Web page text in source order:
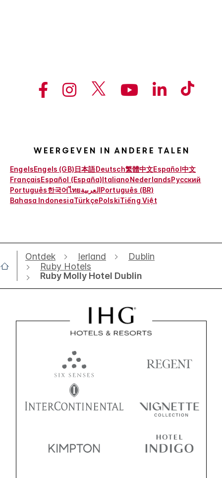
Weergeven in andere talen
EngelsEngels (GB)日本語Deutsch繁體中文Español中文
FrançaisEspañol (España)ItalianoNederlandsРусский
Português한국어ไทยالعربيةPortuguês (BR)
Bahasa IndonesiaTürkçePolskiTiếng Việt
Ontdek Ierland
Dublin
Ruby Hotels
Ruby Molly Hotel Dublin